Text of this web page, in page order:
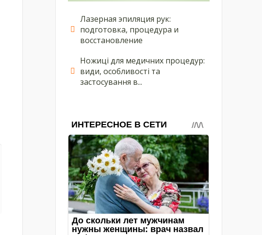
Лазерная эпиляция рук:
подготовка, процедура и
восстановление
Ножиці для медичних процедур:
види, особливості та
застосування в...